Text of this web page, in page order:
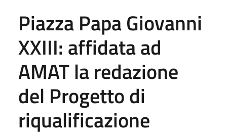
Piazza Papa Giovanni
XXIII: affidata ad
AMAT la redazione
del Progetto di
riqualificazione